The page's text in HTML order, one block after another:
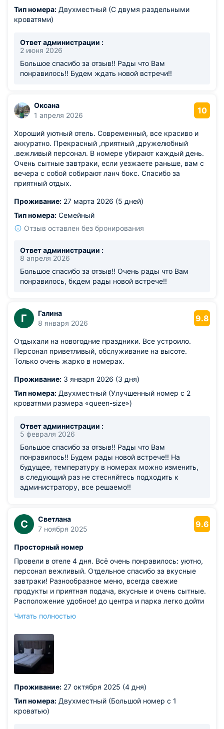
Тип номера: Двухместный (С двумя раздельными
кроватями)
Ответ администрации :
2 июня 2026
Большое спасибо за отзыв!! Рады что Вам
понравилось!! Будем ждать новой встречи!!
Оксана
1 апреля 2026
10
Хороший уютный отель. Современный, все красиво и
аккуратно. Прекрасный ,приятный ,дружелюбный
.вежливый персонал. В номере убирают каждый день.
Очень сытные завтраки, если уезжаете раньше, вам с
вечера с собой собирают ланч бокс. Спасибо за
приятный отдых.
Проживание: 27 марта 2026 (5 дней)
Тип номера: Семейный
Отзыв оставлен без бронирования
Ответ администрации :
8 апреля 2026
Большое спасибо за отзыв!! Очень рады что Вам
понравилось, бкдем рады новой встрече!!
Г
Галина
8 января 2026
9.8
Отдыхали на новогодние праздники. Все устроило.
Персонал приветливый, обслуживание на высоте.
Только очень жарко в номерах.
Проживание: 3 января 2026 (3 дня)
Тип номера: Двухместный (Улучшенный номер с 2
кроватями размера «queen-size»)
Ответ администрации :
5 февраля 2026
Большое спасибо за отзыв!! Рады что Вам
понравилось!! Будем рады новой встрече!! На
будущее, температуру в номерах можно изменить,
в следующий раз не стесняйтесь подходить к
администратору, все решаемо!!
С
Светлана
7 ноября 2025
9.6
Просторный номер
Провели в отеле 4 дня. Всё очень понравилось: уютно,
персонал вежливый. Отдельное спасибо за вкусные
завтраки! Разнообразное меню, всегда свежие
продукты и приятная подача, вкусные и очень сытные.
Расположение удобное! до центра и парка легко дойти
городского шума, что гарантирует отличный сон. В
впечатления!
Из недостатков: единственный, но заметный минус —
это неполноценная уборка. В один из дней мы просили
убраться в номере, по факту только постель
мусор. Полную уборку так и не сделали. В остальном -
все достойно!
Читать полностью
Проживание: 27 октября 2025 (4 дня)
Тип номера: Двухместный (Большой номер с 1
кроватью)